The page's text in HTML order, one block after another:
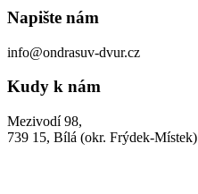
Napište nám
info@ondrasuv-dvur.cz
Kudy k nám
Mezivodí 98,
739 15, Bílá (okr. Frýdek-Místek)